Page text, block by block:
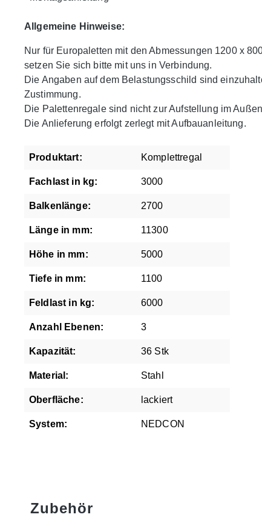
Allgemeine Hinweise:
Nur für Europaletten mit den Abmessungen 1200 x
setzen Sie sich bitte mit uns in Verbindung.
Die Angaben auf dem Belastungsschild sind
Zustimmung.
Die Palettenregale sind nicht zur Aufstellung im
Die Anlieferung erfolgt zerlegt mit Aufbauanleitung.
Produktart: Komplettregal
Fachlast in kg: 3000
Balkenlänge: 2700
Länge in mm: 11300
Höhe in mm: 5000
Tiefe in mm: 1100
Feldlast in kg: 6000
Anzahl Ebenen: 3
Kapazität: 36 Stk
Material: Stahl
Oberfläche: lackiert
System: NEDCON
Zubehör